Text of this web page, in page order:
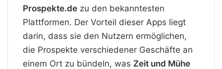
Prospekte.de zu den bekanntesten
Plattformen. Der Vorteil dieser Apps liegt
darin, dass sie den Nutzern ermöglichen,
die Prospekte verschiedener Geschäfte an
einem Ort zu bündeln, was Zeit und Mühe